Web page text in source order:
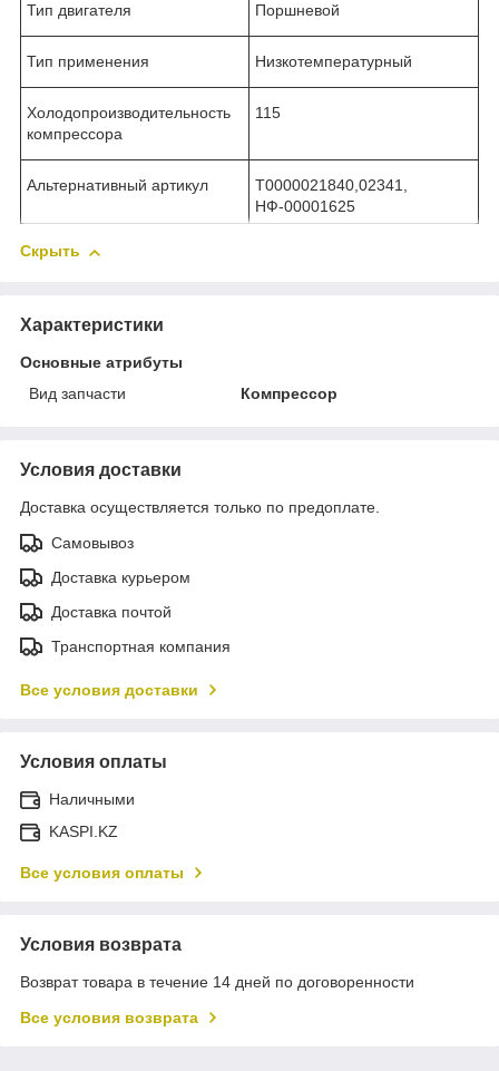
Тип двигателя Поршневой
Тип применения Низкотемпературный
Холодопроизводительность
компрессора
115
Альтернативный артикул
Т0000021840,02341,
НФ-00001625
Скрыть
Характеристики
Основные атрибуты
Вид запчасти
Компрессор
Условия доставки
Доставка осуществляется только по предоплате.
Самовывоз
Доставка курьером
Доставка почтой
Транспортная компания
Все условия доставки
Условия оплаты
Наличными
KASPI.KZ
Все условия оплаты
Условия возврата
Возврат товара в течение 14 дней по договоренности
Все условия возврата